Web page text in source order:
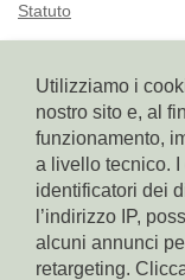
Statuto
HOMEPAGE
Utilizziamo i
nostro sito e, al
funzionamento,
a livello tecnico.
identificatori dei
l’indirizzo IP,
alcuni annunci
retargeting.